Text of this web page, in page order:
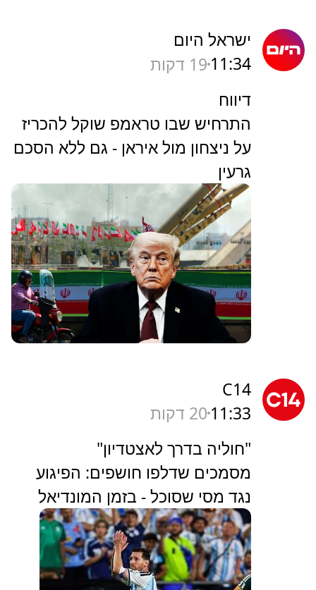
ישראל היום
11:34 19 דקות
דיווח
התרחיש שבו טראמפ שוקל להכריז
על ניצחון מול איראן - גם ללא הסכם
גרעין
C14
11:33 20 דקות
"חוליה בדרך לאצטדיון"
מסמכים שדלפו חושפים: הפיגוע
נגד מסי שסוכל - בזמן המונדיאל